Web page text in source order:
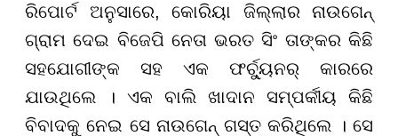
ରିପୋର୍ଟ ଅନୁସାରେ, କୋରିୟା ଜିଲ୍ଲାର ନାଉଗେନ୍
ଗ୍ରାମ ଦେଇ ବିଜେପି ନେତା ଭରତ ସିଂ ତାଙ୍କର କିଛି
ସହଯୋଗୀଙ୍କ ସହ ଏକ ଫର୍ଚ୍ୟୁନର୍ କାରରେ
ଯାଉଥିଲେ । ଏକ ବାଲି ଖାଦାନ ସମ୍ପର୍କୀୟ କିଛି
ବିବାଦକୁ ନେଇ ସେ ନାଉଗେନ୍ ଗସ୍ତ କରିଥିଲେ । ସେ